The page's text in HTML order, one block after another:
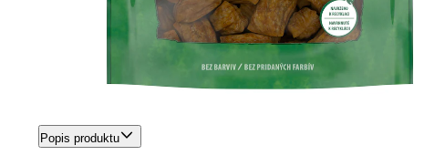
Popis produktu